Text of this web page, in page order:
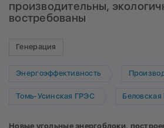
производительны,
востребованы
Генерация
Энергоэффективность
Томь-Усинская ГРЭС
Новые угольные энергоблоки,